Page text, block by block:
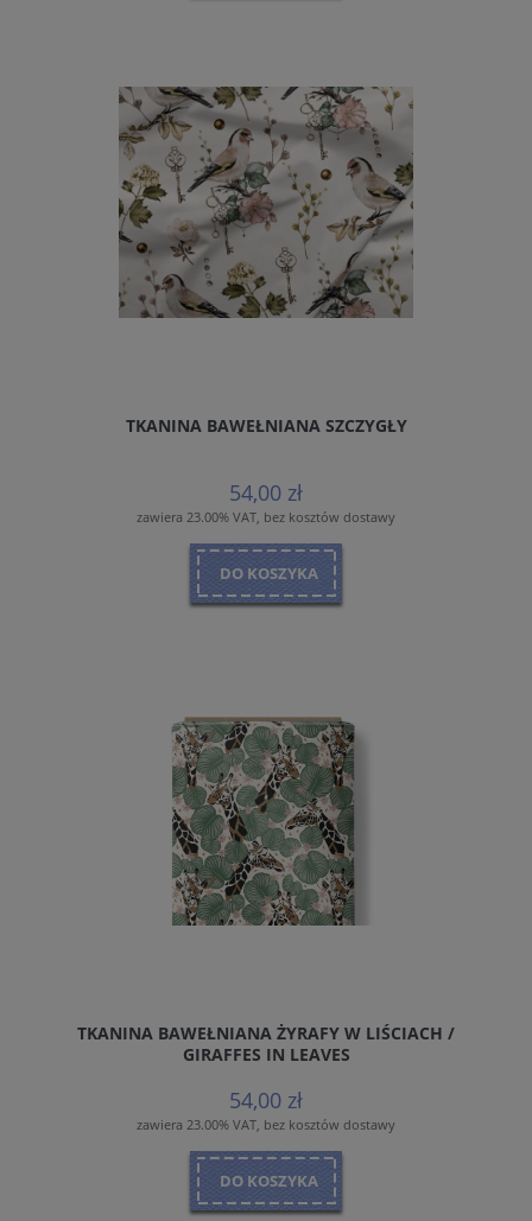
TKANINA BAWEŁNIANA SZCZYGŁY
54,00 zł
zawiera 23.00% VAT, bez kosztów dostawy
DO KOSZYKA
TKANINA BAWEŁNIANA ŻYRAFY W LIŚCIACH /
GIRAFFES IN LEAVES
54,00 zł
zawiera 23.00% VAT, bez kosztów dostawy
DO KOSZYKA